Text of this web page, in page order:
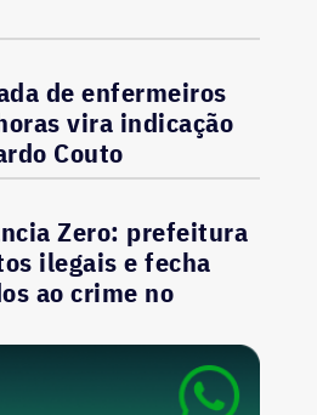
de enfermeiros
vira indicação
Couto
Zero: prefeitura
ilegais e fecha
ao crime no